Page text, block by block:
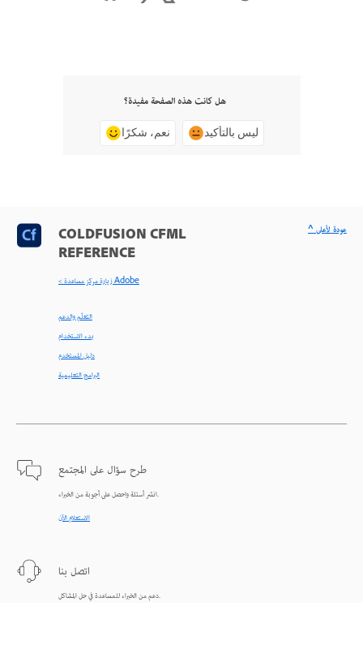
هل كانت هذه الصفحة مفيدة؟
نعم، شكرًا ليس بالتأكيد
COLDFUSION CFML
REFERENCE
< زيارة مركز مساعدة Adobe
التعلّم والدعم
بدء الاستخدام
دليل المستخدم
البرامج التعليمية
طرح سؤال على المجتمع
انشر أسئلة واحصل على أجوبة من الخبراء.
الاستعلام الآن
اتصل بنا
دعم من الخبراء للمساعدة في حل المشاكل.
^ عودة لأعلى